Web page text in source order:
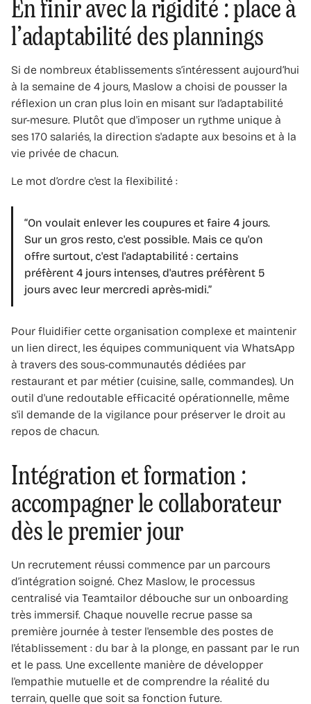
En finir avec la rigidité : place à
l’adaptabilité des plannings
Si de nombreux établissements s’intéressent aujourd’hui
à la semaine de 4 jours, Maslow a choisi de pousser la
réflexion un cran plus loin en misant sur l’adaptabilité
sur-mesure. Plutôt que d'imposer un rythme unique à
ses 170 salariés, la direction s'adapte aux besoins et à la
vie privée de chacun.
Le mot d’ordre c'est la flexibilité :
“On voulait enlever les coupures et faire 4 jours.
Sur un gros resto, c'est possible. Mais ce qu'on
offre surtout, c'est l'adaptabilité : certains
préfèrent 4 jours intenses, d'autres préfèrent 5
jours avec leur mercredi après-midi.”
Pour fluidifier cette organisation complexe et maintenir
un lien direct, les équipes communiquent via WhatsApp
à travers des sous-communautés dédiées par
restaurant et par métier (cuisine, salle, commandes). Un
outil d'une redoutable efficacité opérationnelle, même
s'il demande de la vigilance pour préserver le droit au
repos de chacun.
Intégration et formation :
accompagner le collaborateur
dès le premier jour
Un recrutement réussi commence par un parcours
d’intégration soigné. Chez Maslow, le processus
centralisé via Teamtailor débouche sur un onboarding
très immersif. Chaque nouvelle recrue passe sa
première journée à tester l'ensemble des postes de
l'établissement : du bar à la plonge, en passant par le run
et le pass. Une excellente manière de développer
l'empathie mutuelle et de comprendre la réalité du
terrain, quelle que soit sa fonction future.